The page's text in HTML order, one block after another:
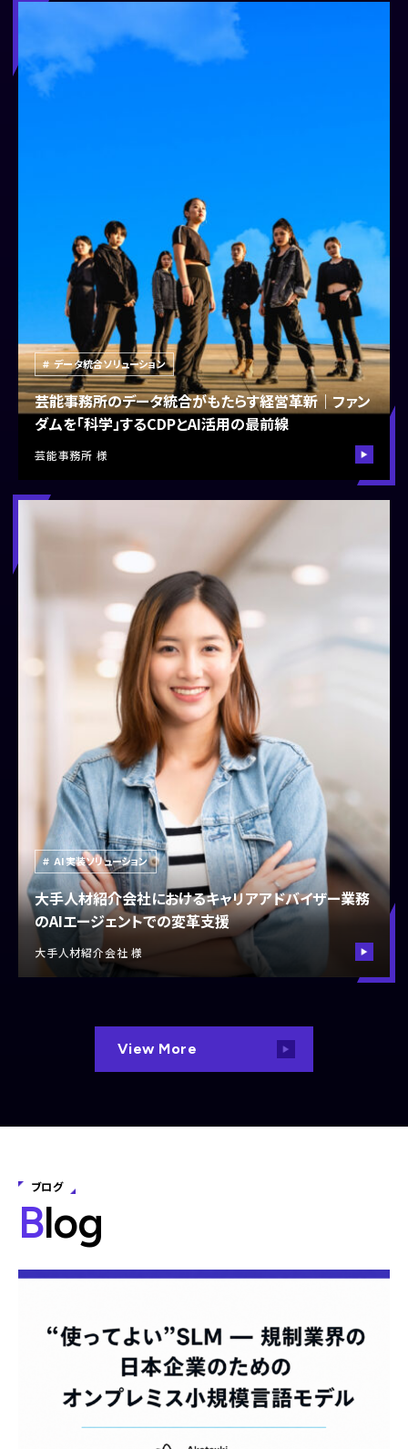
データ統合ソリューション
芸能事務所のデータ統合がもたらす経営革新｜ファン
ダムを「科学」するCDPとAI活用の最前線
芸能事務所 様
AI実装ソリューション
大手人材紹介会社におけるキャリアアドバイザー業務
のAIエージェントでの変革支援
大手人材紹介会社 様
View More
ブログ
Blog